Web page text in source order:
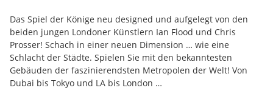
Das Spiel der Könige neu designed und aufgelegt von den
beiden jungen Londoner Künstlern Ian Flood und Chris
Prosser! Schach in einer neuen Dimension … wie eine
Schlacht der Städte. Spielen Sie mit den bekanntesten
Gebäuden der faszinierendsten Metropolen der Welt! Von
Dubai bis Tokyo und LA bis London …